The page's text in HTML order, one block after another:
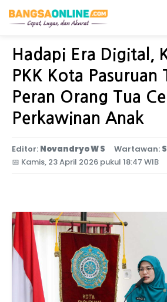
Home Jawa Timur
Hadapi Era Digital,
PKK Kota Pasuruan
Peran Orang Tua
Perkawinan Anak
Editor: Novandryo W S Wartawan:
📅 Kamis, 23 April 2026 pukul 18:47 WIB